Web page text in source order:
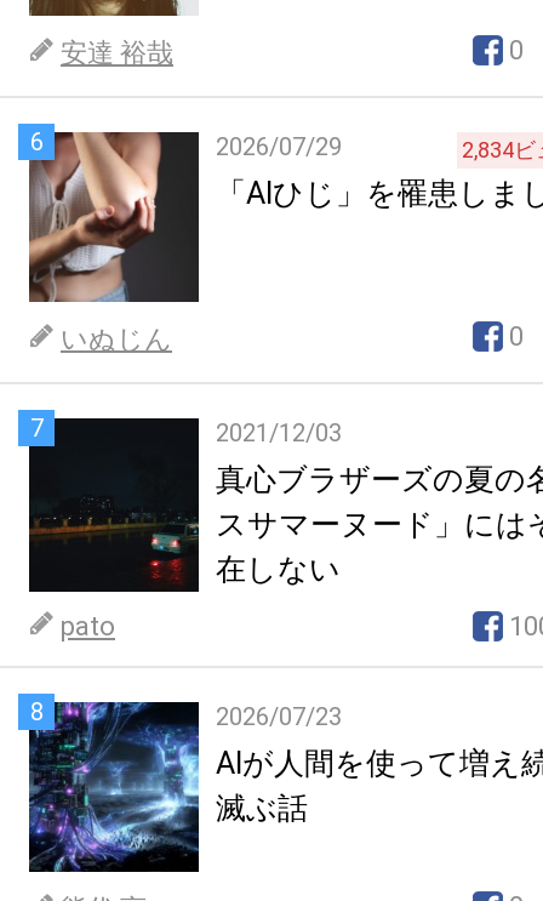
安達 裕哉 0
6 2026/07/29 2,834ビ
「AIひじ」を罹患しま
いぬじん 0
7 2021/12/03
真心ブラザーズの夏の
スサマーヌード」には
在しない
pato
8 2026/07/23
AIが人間を使って増え
滅ぶ話